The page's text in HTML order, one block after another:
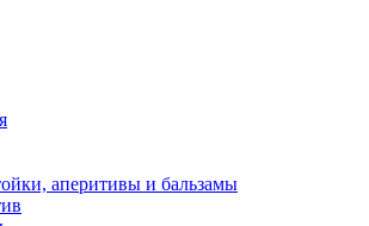
аперитивы и бальзамы